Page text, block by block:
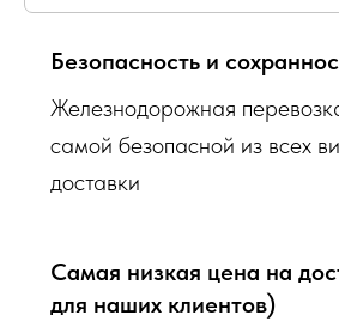
Безопасность и
Железнодорожная
самой безопасной из всех
доставки
Самая низкая цена на
для наших клиентов)